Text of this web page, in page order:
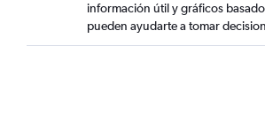
información útil y gráficos
pueden ayudarte a tomar